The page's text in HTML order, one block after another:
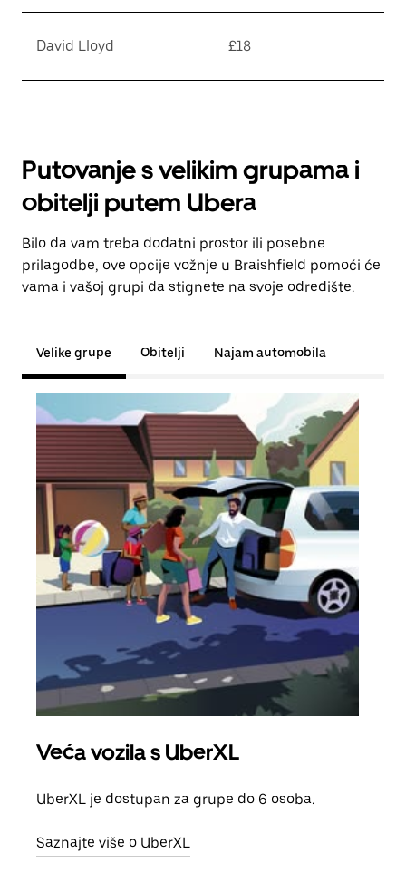
David Lloyd £18
Putovanje s velikim grupama i
obitelji putem Ubera
Bilo da vam treba dodatni prostor ili posebne
prilagodbe, ove opcije vožnje u Braishfield pomoći će
vama i vašoj grupi da stignete na svoje odredište.
Velike grupe Obitelji Najam automobila
Veća vozila s UberXL
UberXL je dostupan za grupe do 6 osoba.
Saznajte više o UberXL